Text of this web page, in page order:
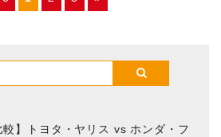
較】トヨタ・ヤリス vs ホンダ・フ